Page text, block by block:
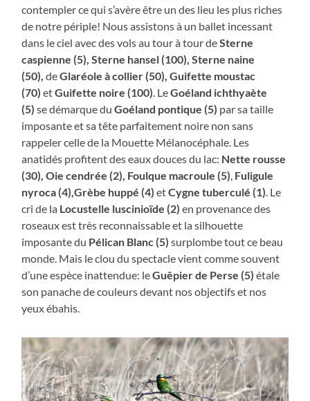
contempler ce qui s’avère être un des lieu les plus riches
de notre périple! Nous assistons à un ballet incessant
dans le ciel avec des vols au tour à tour deSterne
caspienne (5), Sterne hansel (100), Sterne naine
(50), deGlaréole à collier (50), Guifette moustac
(70) etGuifette noire (100). LeGoéland ichthyaète
(5) se démarque duGoéland pontique (5) par sa taille
imposante et sa tête parfaitement noire non sans
rappeler celle de la Mouette Mélanocéphale. Les
anatidés profitent des eaux douces du lac: Nette rousse
(30), Oie cendrée (2), Foulque macroule (5), Fuligule
nyroca (4),Grèbe huppé (4) etCygne tuberculé (1). Le
cri de la Locustelle luscinioïde (2) en provenance des
roseaux est très reconnaissable et la silhouette
imposante du Pélican Blanc (5) surplombe tout ce beau
monde. Mais le clou du spectacle vient comme souvent
d’une espèce inattendue: leGuêpier de Perse (5)étale
son panache de couleurs devant nos objectifs et nos
yeux ébahis.